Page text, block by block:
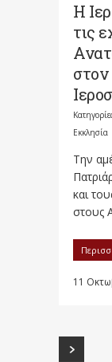
Η
τις
Εκκλησία
Την
και
στους
11